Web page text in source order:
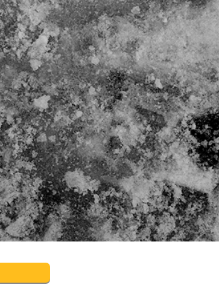
de bijoux Données d'Entraînement IA Video